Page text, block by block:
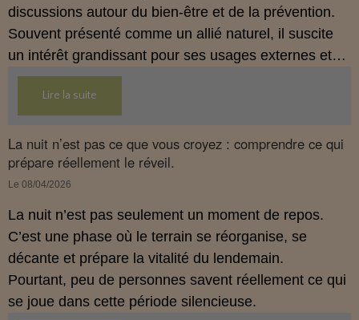
discussions autour du bien‑être et de la prévention.
Souvent présenté comme un allié naturel, il suscite
un intérêt grandissant pour ses usages externes et
son interaction avec le système endocannabinoïde.
Cet article propose une mise au point claire, moderne
et conforme à la réglementation française de 2026.
Lire la suite
La nuit n’est pas ce que vous croyez : comprendre ce qui
prépare réellement le réveil.
Le 08/04/2026
La nuit n’est pas seulement un moment de repos.
C’est une phase où le terrain se réorganise, se
décante et prépare la vitalité du lendemain.
Pourtant, peu de personnes savent réellement ce qui
se joue dans cette période silencieuse.